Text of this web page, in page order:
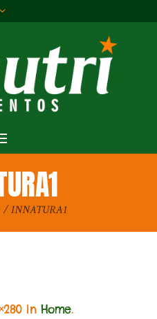
/INNATURA1
in Home.